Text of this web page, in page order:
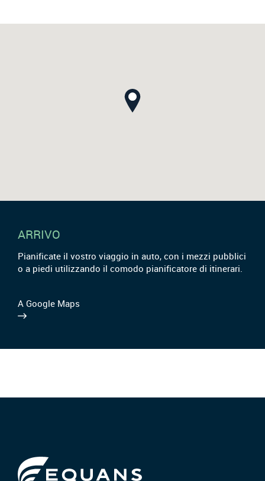
ARRIVO
Pianificate il vostro viaggio in auto, con i mezzi pubblici
o a piedi utilizzando il comodo pianificatore di itinerari.
A Google Maps